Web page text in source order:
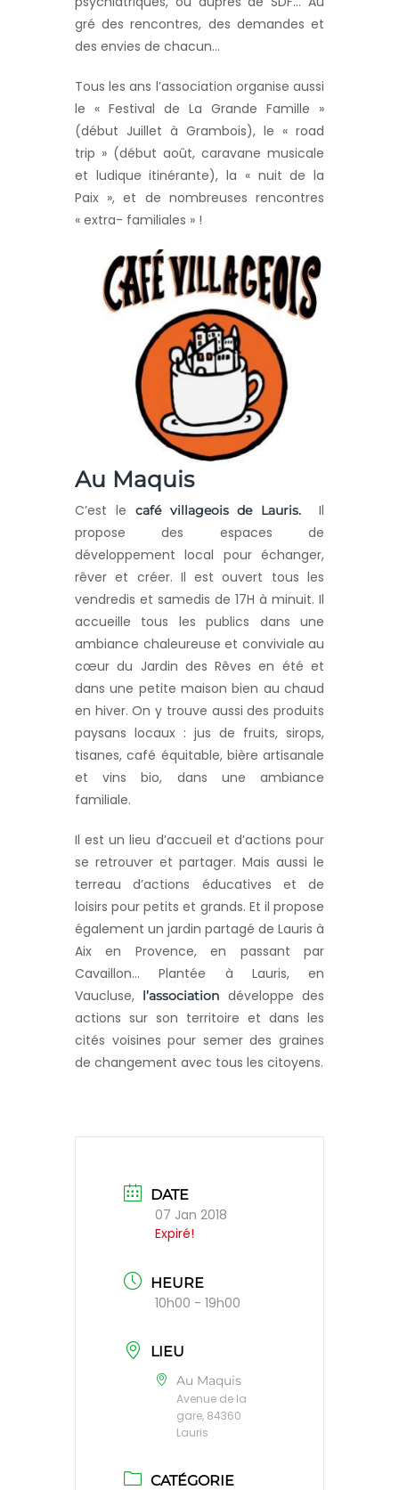
gré des rencontres, des demandes et
des envies de chacun…
Tous les ans l’association organise aussi
le « Festival de La Grande Famille »
(début Juillet à Grambois), le « road
trip » (début août, caravane musicale
et ludique itinérante), la « nuit de la
Paix », et de nombreuses rencontres
« extra- familiales » !
Au Maquis
C’est le café villageois de Lauris.
Il
propose des espaces de
développement local pour échanger,
rêver et créer. Il est ouvert tous les
vendredis et samedis de 17H à minuit. Il
accueille tous les publics dans une
ambiance chaleureuse et conviviale au
cœur du Jardin des Rêves en été et
dans une petite maison bien au chaud
en hiver. On y trouve aussi des produits
paysans locaux : jus de fruits, sirops,
tisanes, café équitable, bière artisanale
et vins bio, dans une ambiance
familiale.
Il est un lieu d’accueil et d’actions pour
se retrouver et partager. Mais aussi le
terreau d’actions éducatives et de
loisirs pour petits et grands. Et il propose
également un jardin partagé de Lauris à
Aix en Provence, en passant par
Cavaillon… Plantée à Lauris, en
Vaucluse, l’association développe des
actions sur son territoire et dans les
cités voisines pour semer des graines
de changement avec tous les citoyens.
DATE
07 Jan 2018
Expiré!
HEURE
10h00 - 19h00
LIEU
Au Maquis
Avenue de la
gare, 84360
Lauris
CATÉGORIE